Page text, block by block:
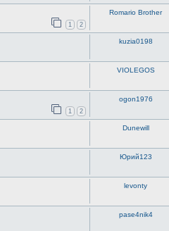
1 2
Romario Brother
kuzia0198
VIOLEGOS
1 2
ogon1976
Dunewill
Юрий123
levonty
pase4nik4